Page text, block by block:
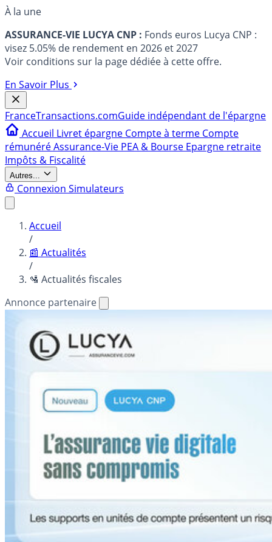
À la une
ASSURANCE-VIE LUCYA CNP : Fonds euros Lucya CNP :
visez 5.05% de rendement en 2026 et 2027
Voir conditions sur la page dédiée à cette offre.
En Savoir Plus
FranceTransactions.comGuide indépendant de l'épargne
Accueil Livret épargne Compte à terme Compte
rémunéréAssurance-Vie PEA & Bourse Epargne retraite
Impôts & Fiscalité
Autres...
Connexion Simulateurs
Accueil
/
📰 Actualités
/
🛂 Actualités fiscales
Annonce partenaire